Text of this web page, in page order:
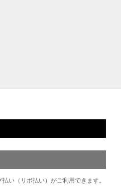
い（リボ払い）がご利用できます。